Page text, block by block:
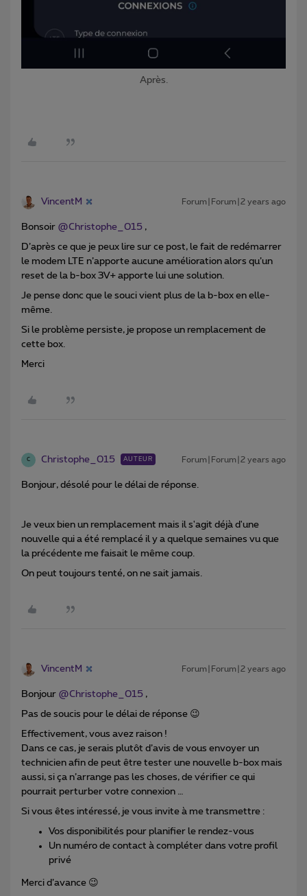
Après.
VincentM Forum|Forum|2 years ago
Bonsoir @Christophe_015 ,
D’après ce que je peux lire sur ce post, le fait de redémarrer
le modem LTE n’apporte aucune amélioration alors qu’un
reset de la b-box 3V+ apporte lui une solution.
Je pense donc que le souci vient plus de la b-box en elle-
même.
Si le problème persiste, je propose un remplacement de
cette box.
Merci
C Christophe_015 AUTEUR Forum|Forum|2 years ago
Bonjour, désolé pour le délai de réponse.
Je veux bien un remplacement mais il s'agit déjà d'une
nouvelle qui a été remplacé il y a quelque semaines vu que
la précédente me faisait le même coup.
On peut toujours tenté, on ne sait jamais.
VincentM Forum|Forum|2 years ago
Bonjour @Christophe_015 ,
Pas de soucis pour le délai de réponse 😉
Effectivement, vous avez raison !
Dans ce cas, je serais plutôt d’avis de vous envoyer un
technicien afin de peut être tester une nouvelle b-box mais
aussi, si ça n’arrange pas les choses, de vérifier ce qui
pourrait perturber votre connexion …
Si vous êtes intéressé, je vous invite à me transmettre :
Vos disponibilités pour planifier le rendez-vous
Un numéro de contact à compléter dans votre profil
privé
Merci d’avance 😉